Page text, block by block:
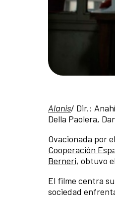
Alanis/ Dir.:
Della Paolera,
Ovacionada por
Cooperación
Berneri, obtuvo
El filme centra
sociedad